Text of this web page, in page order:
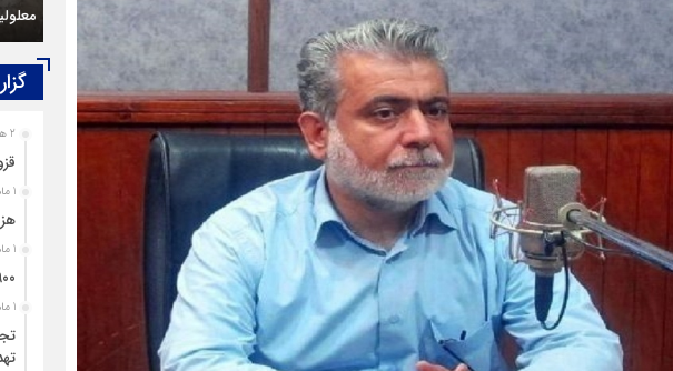
(۳C)
2 هفته قبل
1 ماه قبل
1 ماه قبل
۹۰۰ پرونده برای
1 ماه قبل